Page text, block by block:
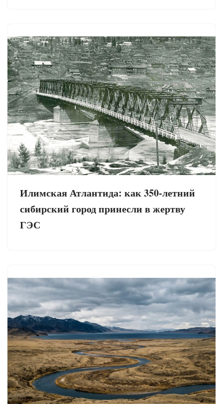
Илимская Атлантида: как 350-летний
сибирский город принесли в жертву
ГЭС